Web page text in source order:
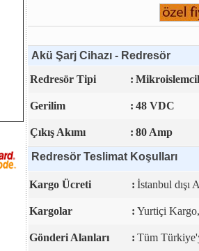
Akü Şarj Cihazı - Redresör
Redresör Tipi
:
Gerilim : 48 VDC
Çıkış Akımı : 80 Amp
Redresör Teslimat Koşulları
Kargo Ücreti : İstanbul dışı
Kargolar : Yurtiçi
Gönderi Alanları : Tüm